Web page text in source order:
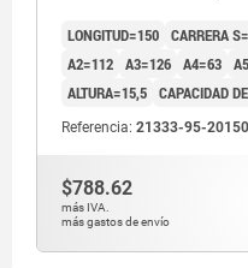
LONGITUD=150 CARRERA
A2=112 A3=126 A4=63
ALTURA=15,5 CAPACIDAD
Referencia: 21333-95-20150
$788.62
más IVA.
más gastos de envío